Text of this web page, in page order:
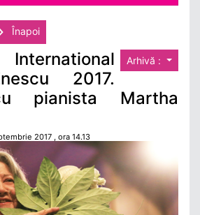
Înapoi
Arhivă :
2017.
pianista Martha
2017 , ora 14.13